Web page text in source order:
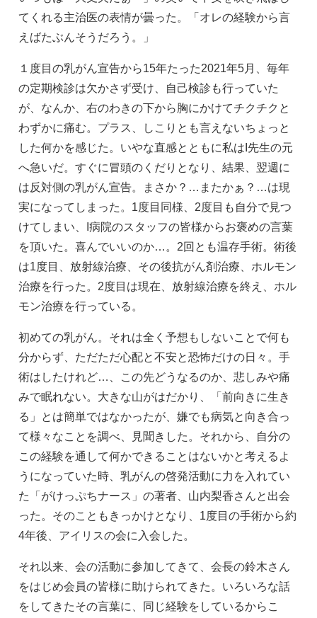
てくれる主治医の表情が曇った。「オレの経験から言
えばたぶんそうだろう。」
１度目の乳がん宣告から15年たった2021年5月、毎年
の定期検診は欠かさず受け、自己検診も行っていた
が、なんか、右のわきの下から胸にかけてチクチクと
わずかに痛む。プラス、しこりとも言えないちょっと
した何かを感じた。いやな直感とともに私はI先生の元
へ急いだ。すぐに冒頭のくだりとなり、結果、翌週に
は反対側の乳がん宣告。まさか？…またかぁ？…は現
実になってしまった。1度目同様、2度目も自分で見つ
けてしまい、I病院のスタッフの皆様からお褒めの言葉
を頂いた。喜んでいいのか…。2回とも温存手術。術後
は1度目、放射線治療、その後抗がん剤治療、ホルモン
治療を行った。2度目は現在、放射線治療を終え、ホル
モン治療を行っている。
初めての乳がん。それは全く予想もしないことで何も
分からず、ただただ心配と不安と恐怖だけの日々。手
術はしたけれど…、この先どうなるのか、悲しみや痛
みで眠れない。大きな山がはだかり、「前向きに生き
る」とは簡単ではなかったが、嫌でも病気と向き合っ
て様々なことを調べ、見聞きした。それから、自分の
この経験を通して何かできることはないかと考えるよ
うになっていた時、乳がんの啓発活動に力を入れてい
た「がけっぷちナース」の著者、山内梨香さんと出会
った。そのこともきっかけとなり、1度目の手術から約
4年後、アイリスの会に入会した。
それ以来、会の活動に参加してきて、会長の鈴木さん
をはじめ会員の皆様に助けられてきた。いろいろな話
をしてきたその言葉に、同じ経験をしているからこ